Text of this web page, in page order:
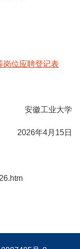
岗位应聘登记表
安徽工业大学
2026年4月15日